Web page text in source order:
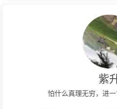
紫
怕什么真理无穷，进一